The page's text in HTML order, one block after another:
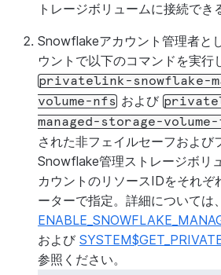
トレージボリュームに接続でき
Snowflakeアカウント管理者と
ウントで以下のコマンドを実行
privatelink-snowflake-
volume-nfs および
managed-storage-
された非フェイルセーフおよび
Snowflake管理ストレージボリ
カウントのリソースIDをそれぞ
ーターで指定。詳細については、
および
参照ください。